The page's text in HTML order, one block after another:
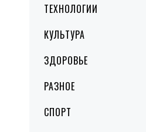
ТЕХНОЛОГИИ
КУЛЬТУРА
ЗДОРОВЬЕ
РАЗНОЕ
СПОРТ